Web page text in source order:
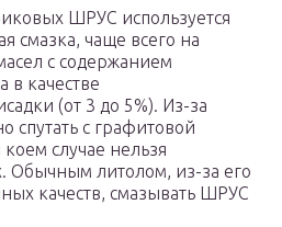
ШРУС используется
смазка, чаще всего на
с содержанием
в качестве
(от 3 до 5%). Из-за
спутать с графитовой
случае нельзя
Обычным литолом, из-за его
качеств, смазывать ШРУС